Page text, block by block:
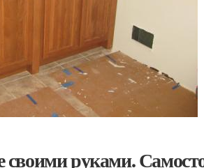
руками.